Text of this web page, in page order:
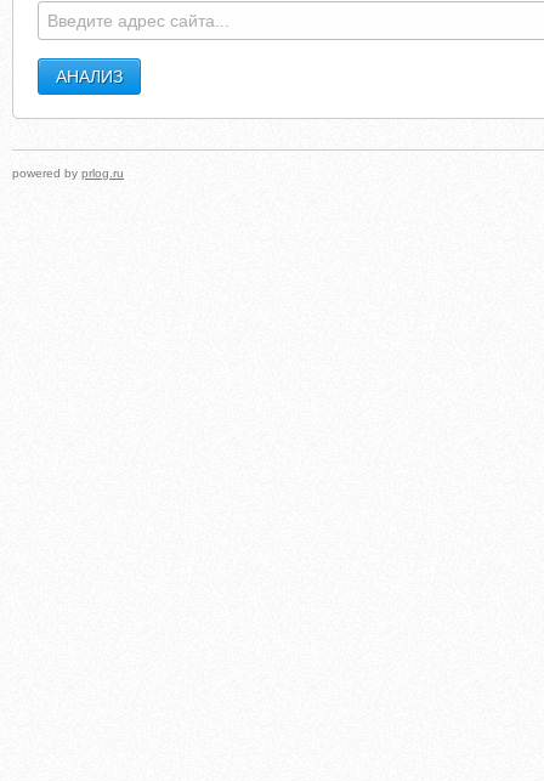
powered by prlog.ru